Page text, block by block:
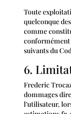
Toute
quelconque
comme
conformément
suivants du
6.
Frederic
dommages
l’utilisateur,